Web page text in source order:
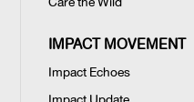
IMPACT MOVEMENT
Impact Echoes